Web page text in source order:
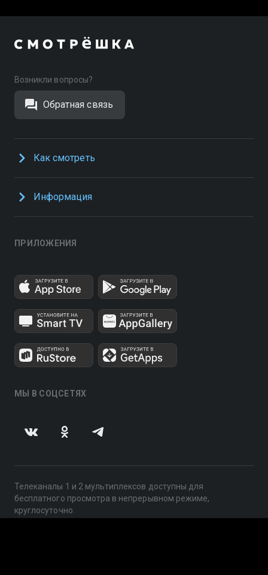
Возникли вопросы?
Обратная связь
Как смотреть
Информация
ПРИЛОЖЕНИЯ
МЫ В СОЦСЕТЯХ
Телеканалы 1 и 2 мультиплексов доступны для
бесплатного просмотра в непрерывном режиме,
круглосуточно.